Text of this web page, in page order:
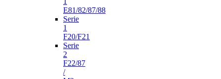
E81/82/87/88
Serie
1
F20/F21
Serie
2
F22/87
/